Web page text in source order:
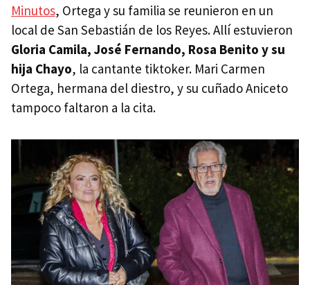
Minutos, Ortega y su familia se reunieron en un
local de San Sebastián de los Reyes. Allí estuvieron
Gloria Camila, José Fernando, Rosa Benito y su
hija Chayo, la cantante tiktoker. Mari Carmen
Ortega, hermana del diestro, y su cuñado Aniceto
tampoco faltaron a la cita.